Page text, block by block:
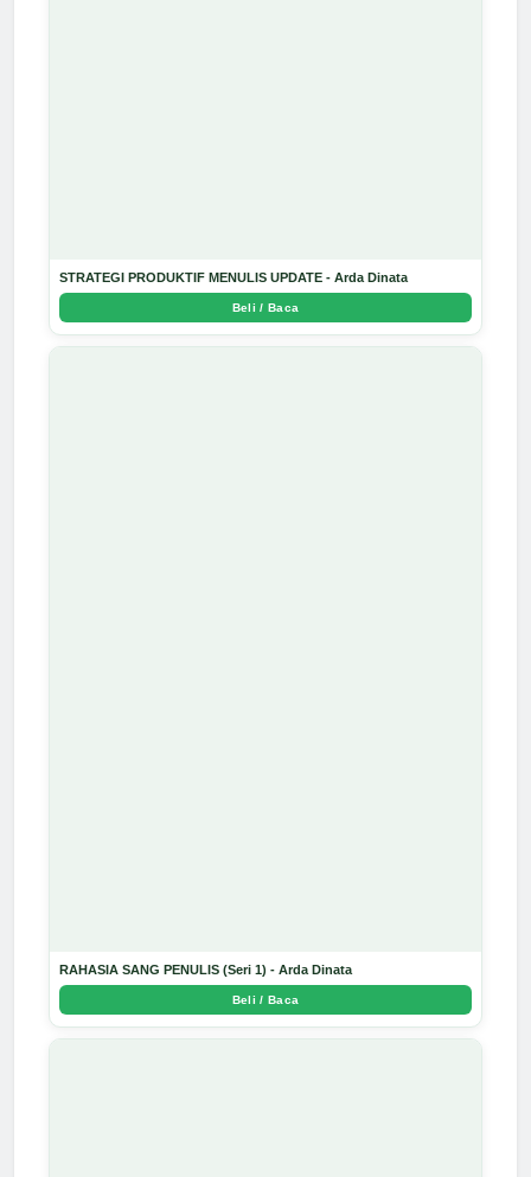
STRATEGI PRODUKTIF MENULIS UPDATE - Arda Dinata
Beli / Baca
RAHASIA SANG PENULIS (Seri 1) - Arda Dinata
Beli / Baca